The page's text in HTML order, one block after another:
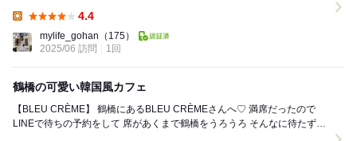
4.4
mylife_gohan （175）
2025/06 訪問
1回
鶴橋の可愛い韓国風カフェ
【BLEU CRÈME】 鶴橋にあるBLEU CRÈMEさんへ♡ 満席だったので
LINEで待ちの予約をして 席があくまで鶴橋をうろうろ そんなに待たずに